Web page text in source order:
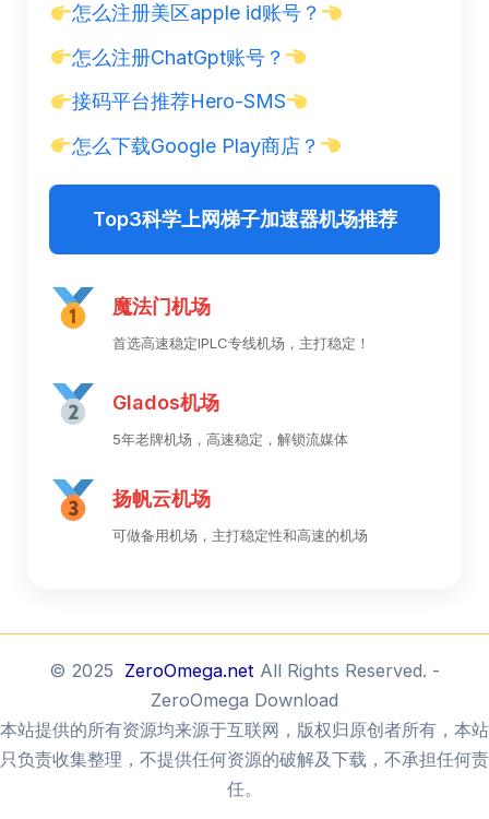
怎么注册美区apple id账号？
怎么注册ChatGpt账号？
接码平台推荐Hero-SMS
怎么下载Google Play商店？
Top3科学上网梯子加速器机场推荐
魔法门机场
首选高速稳定IPLC专线机场，主打稳定！
Glados机场
5年老牌机场，高速稳定，解锁流媒体
扬帆云机场
可做备用机场，主打稳定性和高速的机场
© 2025 ZeroOmega.net All Rights Reserved. -
ZeroOmega Download
本站提供的所有资源均来源于互联网，版权归原创者所有，本站
只负责收集整理，不提供任何资源的破解及下载，不承担任何责
任。